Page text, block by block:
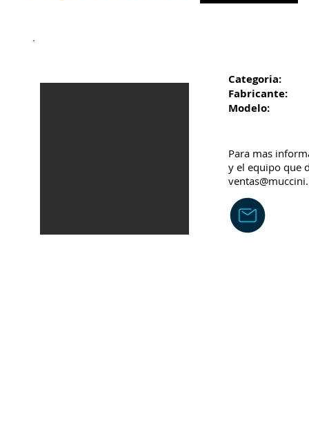
Categoria:
Fabricante:
Modelo:
Para mas
y el equipo que